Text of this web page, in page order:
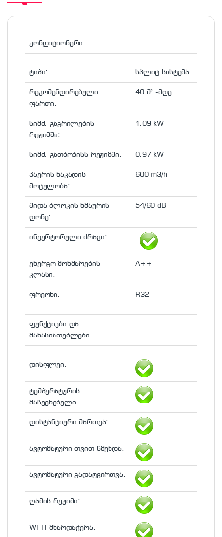
კონდიციონერი
ტიპი: სპლიტ სისტემა
რეკომენდირებული
ფართი:
40 მ² -მდე
სიმძ. გაგრილების
რეჟიმში:
1.09 kW
სიმძ. გათბობისს რეჟიმში: 0.97 kW
ჰაერის ნაკადის
მოცულობა:
600 m3/h
შიდა ბლოკის ხმაურის
დონე:
54/60 dB
ინვერტორული ძრავი:
ენერგო მოხმარების
კლასი:
A++
ფრეონი: R32
ფუნქციები და
მახასიათებლები
დისფლეი:
ტემპერატურის
მაჩვენებელი:
დისტანციური მართვა:
ავტომატური თვით წმენდა:
ავტომატური გადატვირთვა:
ღამის რეჟიმი:
WI-FI მხარდაჭერა: